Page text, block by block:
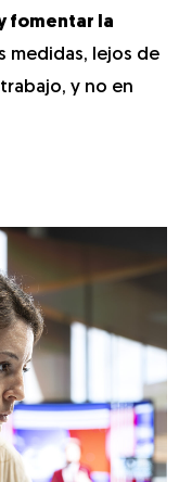
fomentar la
medidas, lejos de
y no en